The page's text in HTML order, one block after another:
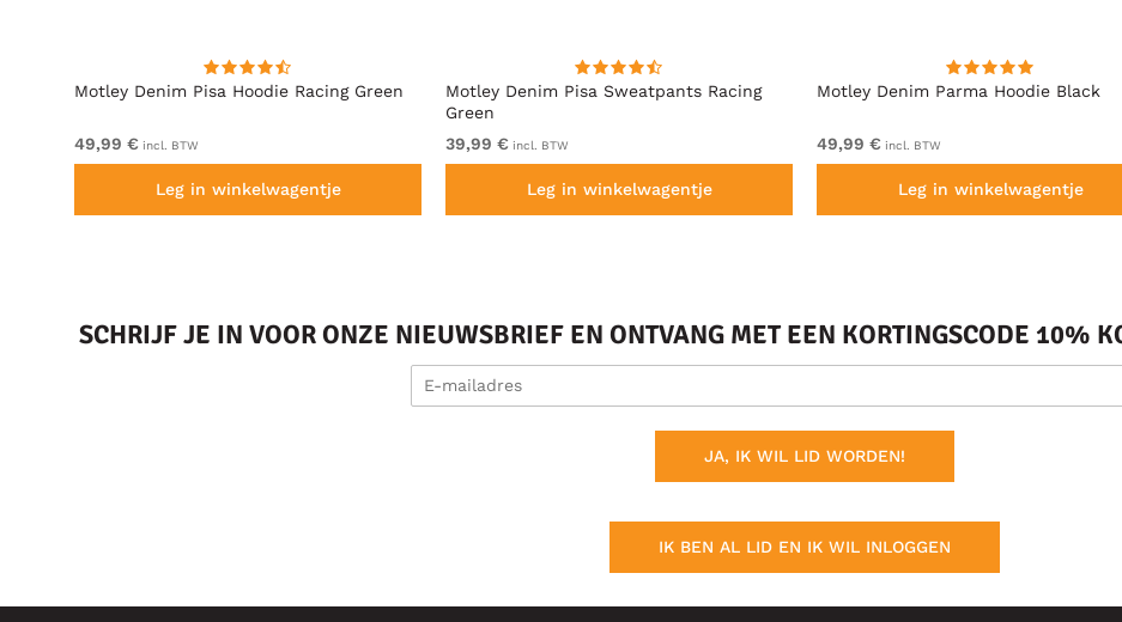
Motley Denim Pisa Hoodie Racing Green
49,99 € incl. BTW
Leg in winkelwagentje
Motley Denim Pisa Sweatpants Racing
Green
39,99 € incl. BTW
Leg in winkelwagentje
Motley Denim Parma Hoodie Black
49,99 € incl. BTW
Leg in winkelwagentje
SCHRIJF JE IN VOOR ONZE NIEUWSBRIEF EN ONTVANG MET EEN KORTINGSCODE 10%
JA, IK WIL LID WORDEN!
IK BEN AL LID EN IK WIL INLOGGEN